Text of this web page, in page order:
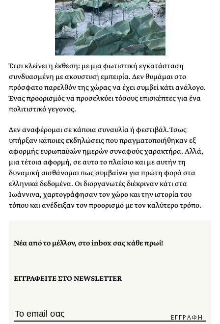
Έτσι κλείνει η έκθεση: με μια φωτιστική εγκατάσταση
συνδυασμένη με ακουστική εμπειρία. Δεν θυμάμαι στο
πρόσφατο παρελθόν της χώρας να έχει συμβεί κάτι ανάλογο.
Ένας προορισμός να προσελκύει τόσους επισκέπτες για ένα
πολιτιστικό γεγονός.
Δεν αναφέρομαι σε κάποια συναυλία ή φεστιβάλ. Ίσως
υπήρξαν κάποιες εκδηλώσεις που πραγματοποιήθηκαν εξ
αφορμής ευρωπαϊκών ημερών συναφούς χαρακτήρα. Αλλά,
μια τέτοια αφορμή, σε αυτο το πλαίσιο και με αυτήν τη
δυναμική αισθάνομαι πως συμβαίνει για πρώτη φορά στα
ελληνικά δεδομένα. Οι διοργανωτές διέκριναν κάτι στα
Ιωάννινα, χαρτογράφησαν τον χώρο και την ιστορία του
τόπου και ανέδειξαν τον προορισμό με τον καλύτερο τρόπο.
Νέα από το μέλλον, στο inbox σας κάθε πρωί!
ΕΓΓΡΑΦΕΙΤΕ ΣΤΟ NEWSLETTER